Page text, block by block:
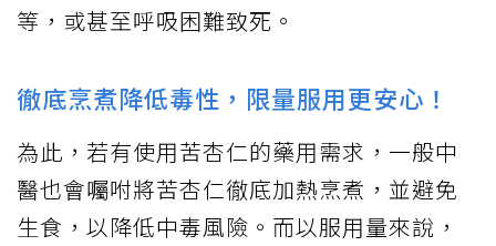
等，或甚至呼吸困難致死。
徹底烹煮降低毒性，限量服用更安心！
為此，若有使用苦杏仁的藥用需求，一般中
醫也會囑咐將苦杏仁徹底加熱烹煮，並避免
生食，以降低中毒風險。而以服用量來說，